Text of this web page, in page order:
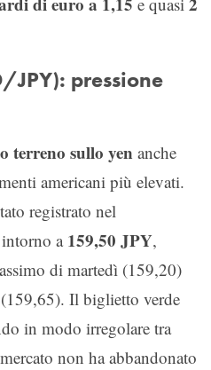
JPY): pressione
terreno sullo yen anche
americani più elevati.
registrato nel
a 159,50 JPY,
di martedì (159,20)
Il biglietto verde
in modo irregolare tra
non ha abbandonato